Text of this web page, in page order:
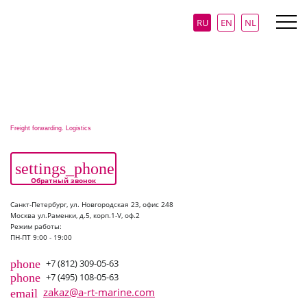
Freight forwarding. Logistics
RU EN NL
settings_phone
Обратный звонок
Санкт-Петербург, ул. Новгородская 23, офис 248
Москва ул.Раменки, д.5, корп.1-V, оф.2
Режим работы:
ПН-ПТ 9:00 - 19:00
phone +7 (812) 309-05-63
phone +7 (495) 108-05-63
email zakaz@a-rt-marine.com